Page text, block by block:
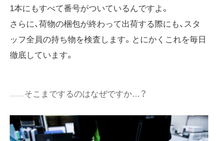
1本にもすべて番号がついているんですよ。
さらに、荷物の梱包が終わって出荷する際にも、スタ
ッフ全員の持ち物を検査します。とにかくこれを毎日
徹底しています。
そこまでするのはなぜですか…？